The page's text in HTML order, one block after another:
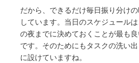
だから、できるだけ毎日振り分け
しています。当日のスケジュール
の夜までに決めておくことが最も
です。そのためにもタスクの洗い
に設けていますね。